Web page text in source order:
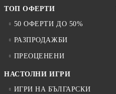
ТОП ОФЕРТИ
50 ОФЕРТИ ДО 50%
РАЗПРОДАЖБИ
ПРЕОЦЕНЕНИ
НАСТОЛНИ ИГРИ
ИГРИ НА БЪЛГАРСКИ